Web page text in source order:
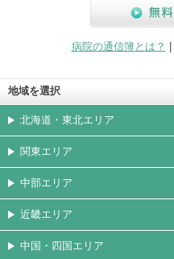
病院の通信簿とは？
地域を選択
北海道・東北エリア
関東エリア
中部エリア
近畿エリア
中国・四国エリア